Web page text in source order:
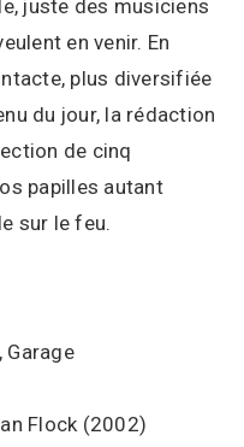
juste des musiciens
en venir. En
plus diversifiée
du jour, la rédaction
de cinq
papilles autant
sur le feu.
Flock (2002)